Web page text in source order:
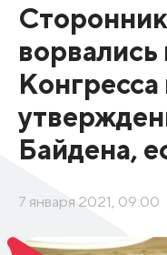
ворвались
Байдена,
7 января 2021, 09:00